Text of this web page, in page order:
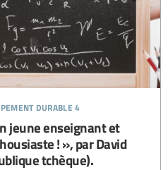
durable 4
jeune enseignant et
! », par David
tchèque).